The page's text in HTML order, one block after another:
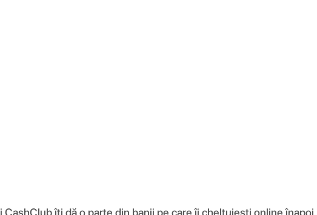
îți dă o parte din banii pe care îi cheltuiești online înapoi.